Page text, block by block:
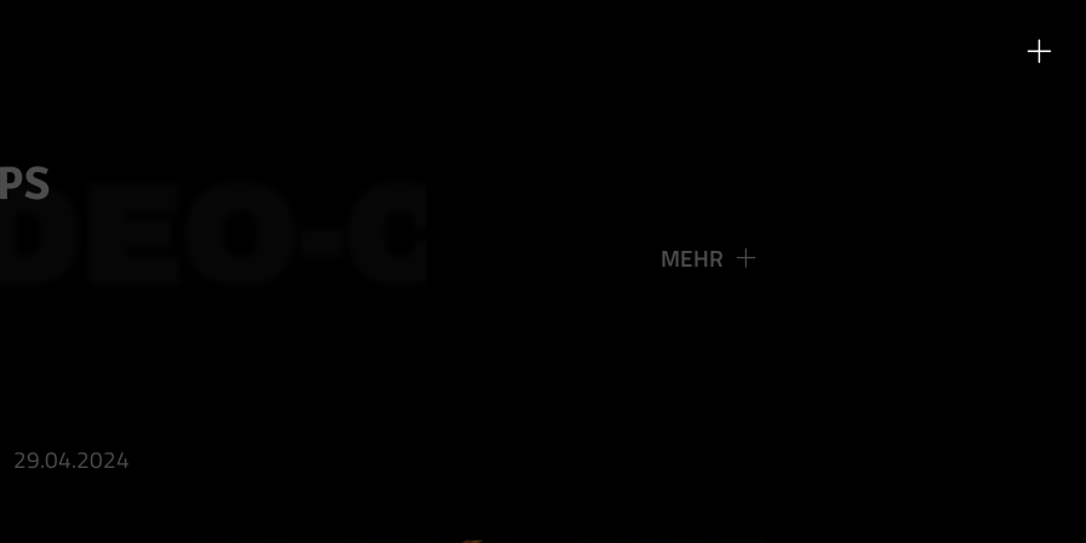
CLIPS
MEHR
29.04.2024